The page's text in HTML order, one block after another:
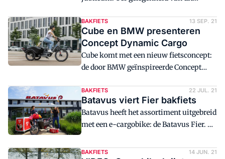
Family Anniversary bakfiets en is een
speciaal boek uitgegeven over de
geschiedenis van het merk.
BAKFIETS 13 SEP. 21
Cube en BMW presenteren
Concept Dynamic Cargo
Cube komt met een nieuw fietsconcept:
de door BMW geïnspireerde Concept
met innovatieve kanteltechnologie is
compact, veelzijdig, praktisch en rijdt
als een conventionele fiets.
BAKFIETS 22 JUL. 21
Batavus viert Fier bakfiets
Batavus heeft het assortiment uitgebreid
met een e-cargobike: de Batavus Fier. Er
komen twee modellen van de Fier op de
markt, een wendbare bakfiets met twee
BAKFIETS 14 JUN. 21